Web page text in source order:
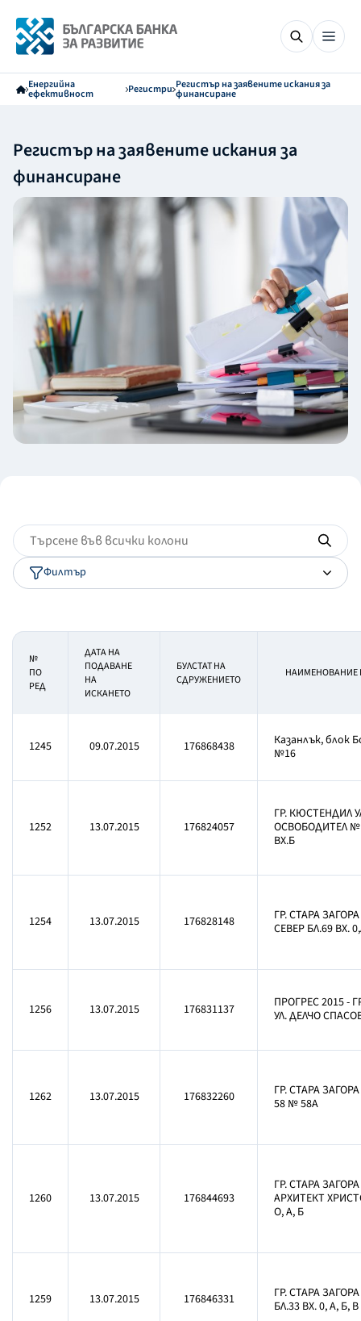
Енергийна
ефективност Регистри Регистър на заявените искания за
финансиране
Регистър на заявените искания за
финансиране
Филтър
№
ПО
РЕД
ДАТА НА
ПОДАВАНЕ
НА
ИСКАНЕТО
БУЛСТАТ НА
СДРУЖЕНИЕТО
НАИМЕНОВАНИЕ
1245 09.07.2015 176868438
Казанлък, блок
№16
1252 13.07.2015 176824057
ГР. КЮСТЕНДИЛ
ОСВОБОДИТЕЛ №
ВХ.Б
1254 13.07.2015 176828148
ГР. СТАРА
СЕВЕР БЛ.69 ВХ.
1256 13.07.2015 176831137
ПРОГРЕС 2015 -
УЛ. ДЕЛЧО
1262 13.07.2015 176832260
ГР. СТАРА
58 № 58А
1260 13.07.2015 176844693
ГР. СТАРА
АРХИТЕКТ
О, А, Б
1259 13.07.2015 176846331
ГР. СТАРА
БЛ.33 ВХ. 0, А, Б, В